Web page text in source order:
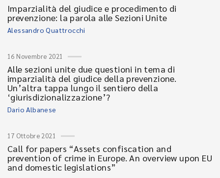
Imparzialità del giudice e procedimento di
prevenzione: la parola alle Sezioni Unite
Alessandro Quattrocchi
16 Novembre 2021
Alle sezioni unite due questioni in tema di
imparzialità del giudice della prevenzione.
Un’altra tappa lungo il sentiero della
‘giurisdizionalizzazione’?
Dario Albanese
17 Ottobre 2021
Call for papers “Assets confiscation and
prevention of crime in Europe. An overview upon EU
and domestic legislations”